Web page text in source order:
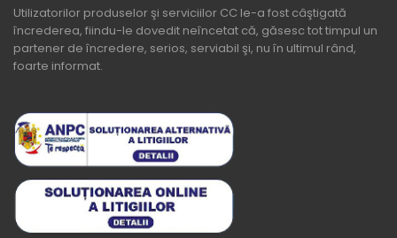
Utilizatorilor produselor şi serviciilor CC le-a fost câştigată
încrederea, fiindu-le dovedit neîncetat că, găsesc tot timpul un
partener de încredere, serios, serviabil şi, nu în ultimul rând,
foarte informat.